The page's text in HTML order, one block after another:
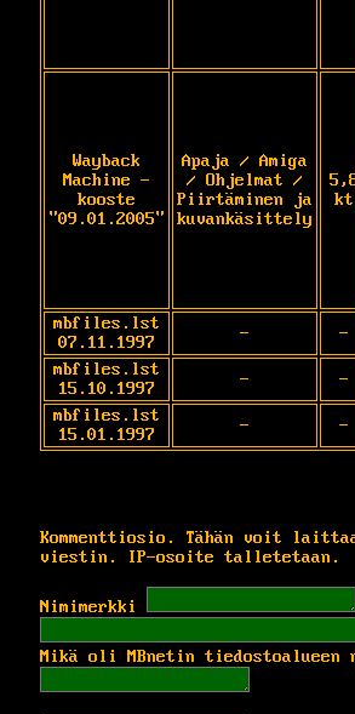
Wayback
Machine -
kooste
"09.01.2005"
Apaja / Amiga
/ Ohjelmat /
Piirtäminen ja
kuvankäsittely
kt
mbfiles.lst
07.11.1997
- -
mbfiles.lst
15.10.1997
- -
mbfiles.lst
15.01.1997
- -
Kommenttiosio. Tähän voit
viestin. IP-osoite talletetaan.
Nimimerkki
Mikä oli MBnetin tiedostoalueen